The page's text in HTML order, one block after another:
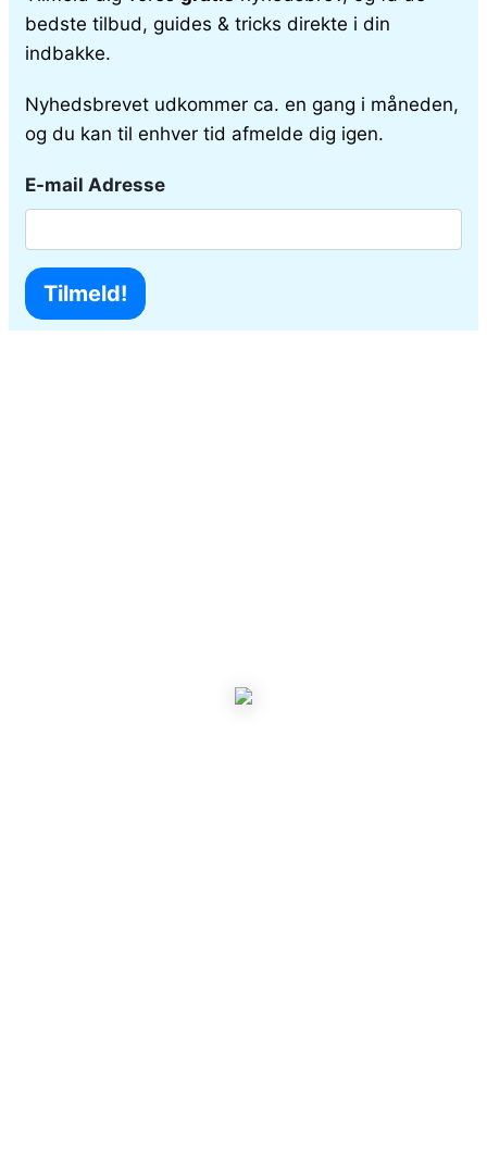
bedste tilbud, guides & tricks direkte i din
indbakke.
Nyhedsbrevet udkommer ca. en gang i måneden,
og du kan til enhver tid afmelde dig igen.
E-mail Adresse